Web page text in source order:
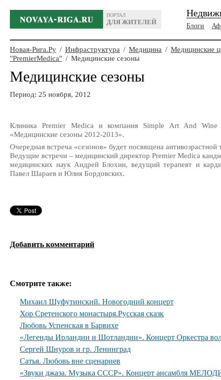
ПОРТАЛ
ДЛЯ ЖИТЕЛЕЙ
Блоги
Новая-Рига.Ру / Инфраструктура / Mедицина / Mедицинские
"PremierMedica" / Медицинские сезоны
Медицинские сезоны
Период: 25 ноября, 2012
Клиника Premier Medica и компания Simple Art And
«Медицинские сезоны 2012-2013».
Очередная встреча «сезонов» будет посвящена антивозрастной
Ведущие встречи – медицинский директор Premier Medica
медицинских наук Андрей Блохин, ведущий терапевт и
Павел Шараев и Юлия Бордовских.
Добавить комментарий
Смотрите также:
Михаил Шуфутинский. Новогодний концерт
Хор Сретенского монастыря.Русская сказк
Любовь Успенская в Барвихе
«Легенды Ирландии и Шотландии». Концерт Оркестра
Сергей Шнуров и гр. Ленинград
Сатья. Любовь вне сценариев
«Звуки джаза. Музыка СССР». Концерт ансамбля